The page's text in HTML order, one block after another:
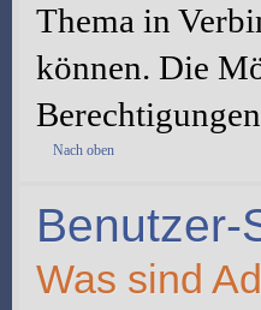
Thema in
können. Die
Nach oben
Benutzer-
Was sind